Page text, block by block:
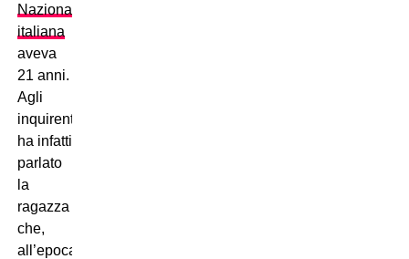
Nazionale
italiana
aveva
21 anni.
Agli
inquirenti
ha infatti
parlato
la
ragazza
che,
all’epoca